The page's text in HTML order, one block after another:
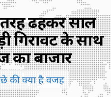
ढहकर साल
गिरावट के साथ
बाजार
की क्या है वजह